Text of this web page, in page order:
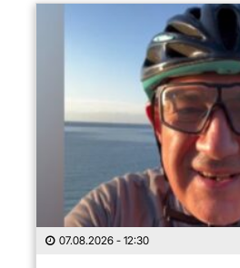
07.08.2026 - 12:30